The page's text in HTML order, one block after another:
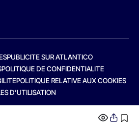
PUBLICITE SUR ATLANTICO
POLITIQUE DE CONFIDENTIALITE
POLITIQUE RELATIVE AUX COOKIES
D’UTILISATION